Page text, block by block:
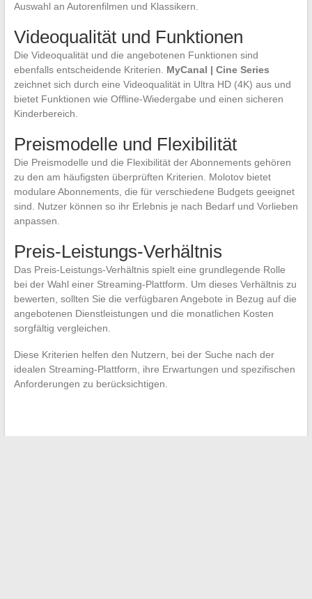
Auswahl an Autorenfilmen und Klassikern.
Videoqualität und Funktionen
Die Videoqualität und die angebotenen Funktionen sind
ebenfalls entscheidende Kriterien. MyCanal | Cine Series
zeichnet sich durch eine Videoqualität in Ultra HD (4K) aus und
bietet Funktionen wie Offline-Wiedergabe und einen sicheren
Kinderbereich.
Preismodelle und Flexibilität
Die Preismodelle und die Flexibilität der Abonnements gehören
zu den am häufigsten überprüften Kriterien. Molotov bietet
modulare Abonnements, die für verschiedene Budgets geeignet
sind. Nutzer können so ihr Erlebnis je nach Bedarf und Vorlieben
anpassen.
Preis-Leistungs-Verhältnis
Das Preis-Leistungs-Verhältnis spielt eine grundlegende Rolle
bei der Wahl einer Streaming-Plattform. Um dieses Verhältnis zu
bewerten, sollten Sie die verfügbaren Angebote in Bezug auf die
angebotenen Dienstleistungen und die monatlichen Kosten
sorgfältig vergleichen.
Diese Kriterien helfen den Nutzern, bei der Suche nach der
idealen Streaming-Plattform, ihre Erwartungen und spezifischen
Anforderungen zu berücksichtigen.